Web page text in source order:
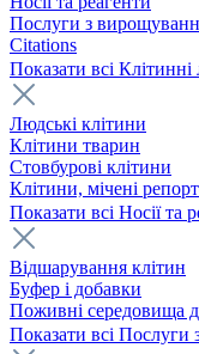
Послуги з
Citations
Показати всі Клітинні
Людські клітини
Клітини тварин
Стовбурові клітини
Клітини, мічені
Показати всі Носії та
Відшарування клітин
Буфер і добавки
Поживні середовища
Показати всі Послуги